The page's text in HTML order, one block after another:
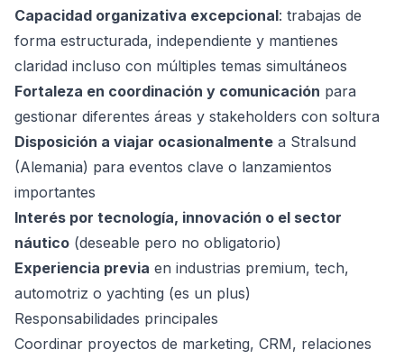
Capacidad organizativa excepcional: trabajas de
forma estructurada, independiente y mantienes
claridad incluso con múltiples temas simultáneos
Fortaleza en coordinación y comunicación para
gestionar diferentes áreas y stakeholders con soltura
Disposición a viajar ocasionalmente a Stralsund
(Alemania) para eventos clave o lanzamientos
importantes
Interés por tecnología, innovación o el sector
náutico (deseable pero no obligatorio)
Experiencia previa en industrias premium, tech,
automotriz o yachting (es un plus)
Responsabilidades principales
Coordinar proyectos de marketing, CRM, relaciones